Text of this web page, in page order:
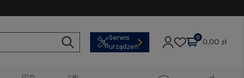
Serwis
urządzeń
0,00 zł
0